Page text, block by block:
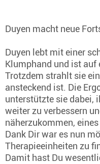
Duyen macht neue
Duyen lebt mit einer
Klumphand und ist auf
Trotzdem strahlt sie
ansteckend ist. Die
unterstützte sie dabei,
weiter zu verbessern
näherzukommen,
Dank Dir war es nun
Therapieeinheiten zu
Damit hast Du